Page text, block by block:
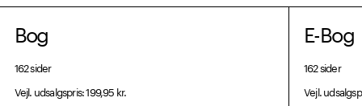
Bog
162 sider
Vejl. udsalgspris: 199,95 kr.
E-Bog
162 sider
Vejl.